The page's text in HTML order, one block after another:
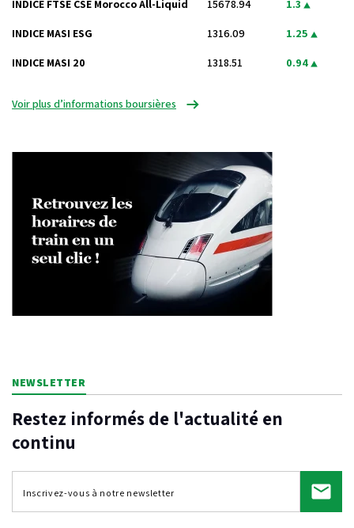
INDICE FTSE CSE Morocco All-Liquid 15678.94 1.3
INDICE MASI ESG 1316.09 1.25
INDICE MASI 20 1318.51 0.94
Voir plus d’informations boursières
NEWSLETTER
Restez informés de l'actualité en
continu